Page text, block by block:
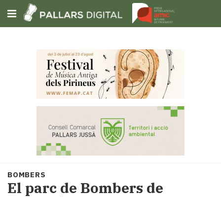
Subscriu-t'hi
Portada
Societat
Política
BOMBERS
El parc de Bombers de